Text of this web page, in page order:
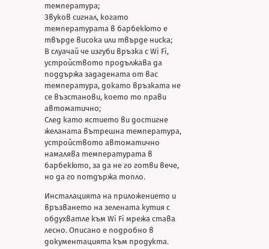
температура;
Звуков сигнал, когато
температурата в барбекюто е
твърде висока или твърде ниска;
В слуачай че изгуби връзка с Wi Fi,
устройството продължава да
поддържа зададената от вас
температура, докато връзката не
се възстанови, което то прави
автоматично;
След като ястието ви достигне
желаната вътрешна температура,
устройството автоматично
намалява температурата в
барбекюто, за да не го готви вече,
но да го потдържа топло.
Инсталацията на приложението и
връзването на зелената кутия с
обдухватле към Wi Fi мрежа става
лесно. Описано е подробно в
документацията към продукта.